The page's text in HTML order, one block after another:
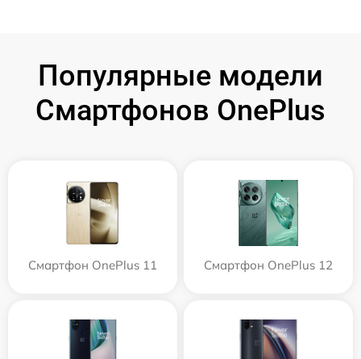
Популярные модели
Смартфонов OnePlus
Смартфон OnePlus 11 Смартфон OnePlus 12